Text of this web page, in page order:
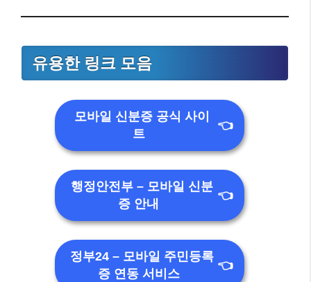
유용한 링크 모음
모바일 신분증 공식 사이
트
👈
행정안전부 – 모바일 신분
증 안내
👈
정부24 – 모바일 주민등록
증 연동 서비스
👈